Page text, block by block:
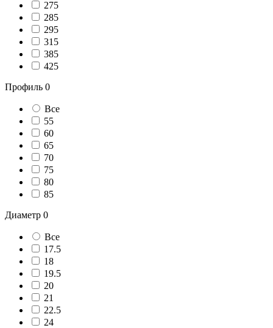
275
285
295
315
385
425
Профиль 0
Все
55
60
65
70
75
80
85
Диаметр 0
Все
17.5
18
19.5
20
21
22.5
24